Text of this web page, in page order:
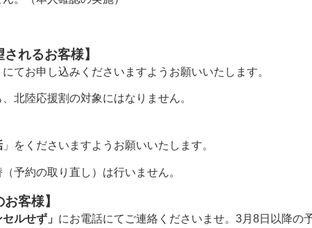
れるお客様】
にてお申し込みくださいますようお願いいたします。
北陸応援割の対象にはなりません。
」をくださいますようお願いいたします。
予約の取り直し）は行いません。
客様】
ルせず」 にお電話にてご連絡くださいませ。3月8日以降の